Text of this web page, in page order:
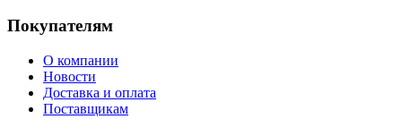
Покупателям
О компании
Новости
Доставка и оплата
Поставщикам